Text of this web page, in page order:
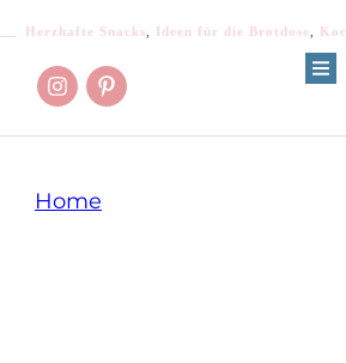
Home
Herzhafte Snacks Ideen für die Brotdose